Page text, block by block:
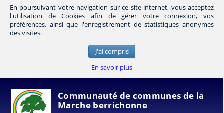
En poursuivant votre navigation sur ce site internet, vous acceptez
l'utilisation de Cookies afin de gérer votre connexion, vos
préférences, ainsi que l'enregistrement de statistiques anonymes
des visites.
J'ai compris
En savoir plus
Communauté de communes de la
Marche berrichonne